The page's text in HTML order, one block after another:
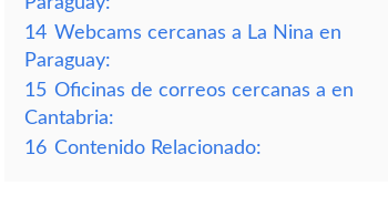
14 Webcams cercanas a La Nina en
Paraguay:
15 Oficinas de correos cercanas a en
Cantabria:
16 Contenido Relacionado: